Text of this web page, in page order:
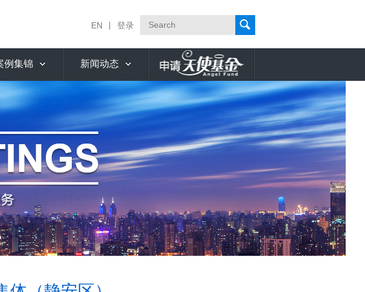
EN | 登录
例集锦 新闻动态